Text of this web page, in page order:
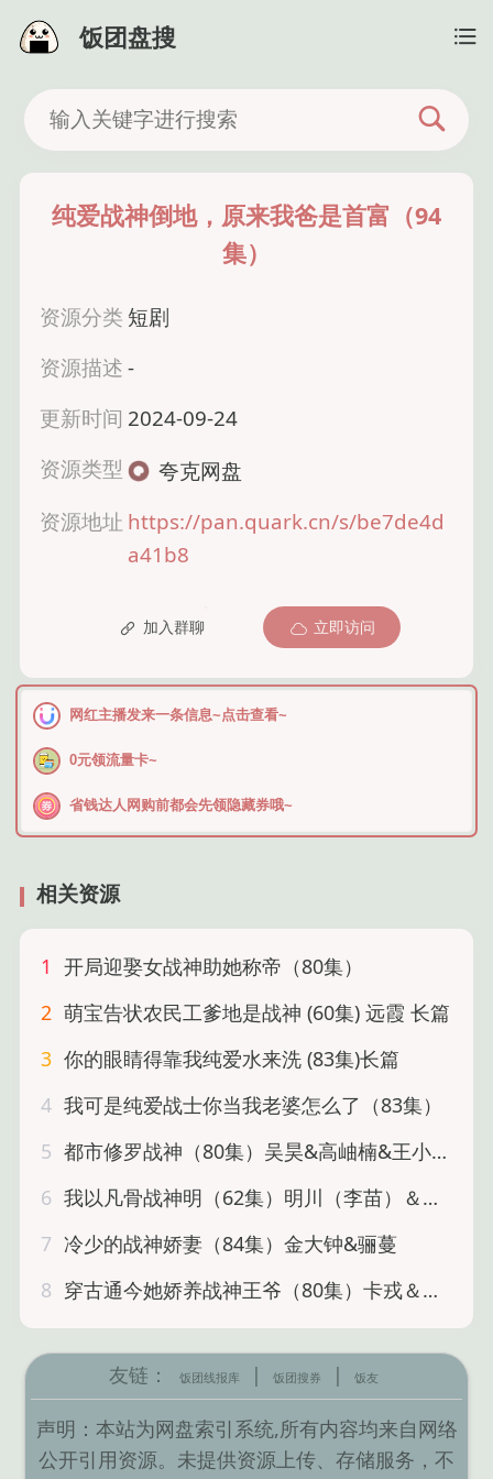
饭团盘搜
纯爱战神倒地，原来我爸是首富（94
集）
资源分类 短剧
资源描述-
更新时间 2024-09-24
资源类型
夸克网盘
资源地址 https://pan.quark.cn/s/be7de4d
a41b8
加入群聊 立即访问
网红主播发来一条信息~点击查看~
0元领流量卡~
省钱达人网购前都会先领隐藏券哦~
相关资源
1 开局迎娶女战神助她称帝（80集）
2 萌宝告状农民工爹地是战神 (60集) 远霞 长篇
3 你的眼睛得靠我纯爱水来洗 (83集)长篇
4 我可是纯爱战士你当我老婆怎么了（83集）
5 都市修罗战神（80集）吴昊&高岫楠&王小健&王鑫
6 我以凡骨战神明（62集）明川（李苗）＆赵慧楠
7 冷少的战神娇妻（84集）金大钟&骊蔓
8 穿古通今她娇养战神王爷（80集）卡戎＆张启璇
友链： 饭团线报库 | 饭团搜券 | 饭友
声明：本站为网盘索引系统,所有内容均来自网络
公开引用资源。未提供资源上传、存储服务，不